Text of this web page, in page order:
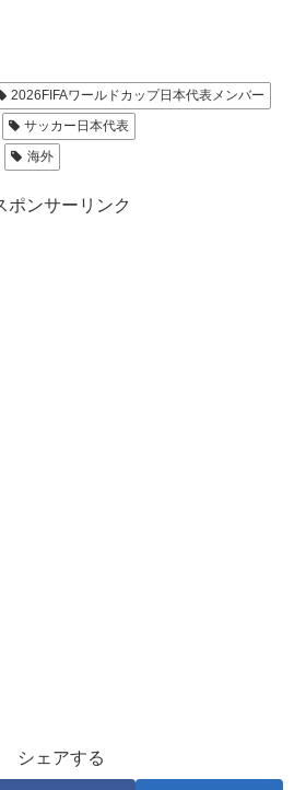
2026FIFAワールドカップ日本代表メンバー
サッカー日本代表
海外
ポンサーリンク
シェアする